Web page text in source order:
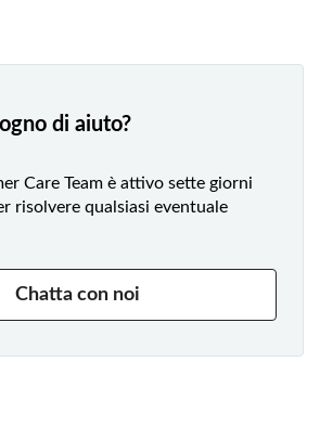
di aiuto?
Care Team è attivo sette giorni
risolvere qualsiasi eventuale
Chatta con noi